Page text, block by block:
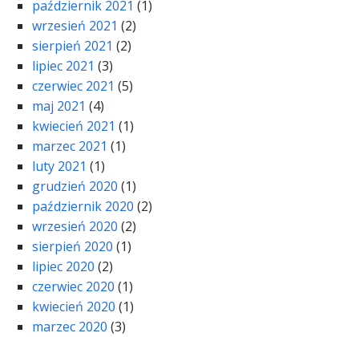
październik 2021 (1)
wrzesień 2021 (2)
sierpień 2021 (2)
lipiec 2021 (3)
czerwiec 2021 (5)
maj 2021 (4)
kwiecień 2021 (1)
marzec 2021 (1)
luty 2021 (1)
grudzień 2020 (1)
październik 2020 (2)
wrzesień 2020 (2)
sierpień 2020 (1)
lipiec 2020 (2)
czerwiec 2020 (1)
kwiecień 2020 (1)
marzec 2020 (3)